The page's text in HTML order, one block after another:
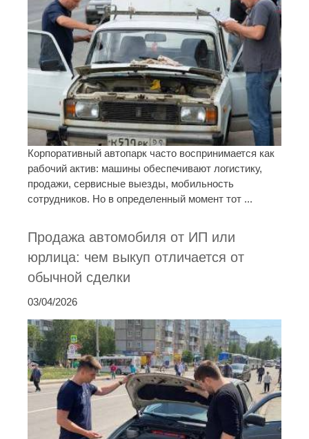
Корпоративный автопарк часто воспринимается как
рабочий актив: машины обеспечивают логистику,
продажи, сервисные выезды, мобильность
сотрудников. Но в определенный момент тот ...
Продажа автомобиля от ИП или
юрлица: чем выкуп отличается от
обычной сделки
03/04/2026